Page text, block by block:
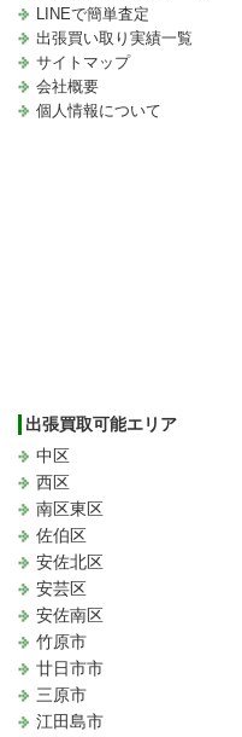
LINEで簡単査定
出張買い取り実績一覧
サイトマップ
会社概要
個人情報について
出張買取可能エリア
中区
西区
南区東区
佐伯区
安佐北区
安芸区
安佐南区
竹原市
廿日市市
三原市
江田島市